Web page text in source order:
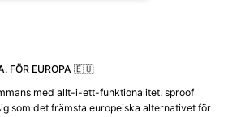
FÖR EUROPA 🇪🇺
med allt-i-ett-funktionalitet. sproof
som det främsta europeiska alternativet för